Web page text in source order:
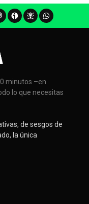
minutos –en
lo que necesitas
de sesgos de
la única